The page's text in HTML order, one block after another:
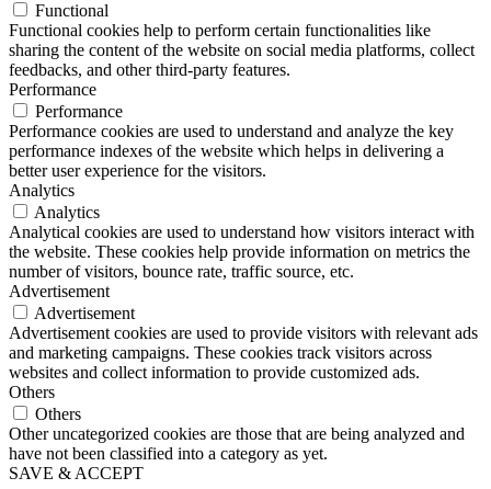
Functional
Functional cookies help to perform certain functionalities like
sharing the content of the website on social media platforms, collect
feedbacks, and other third-party features.
Performance
Performance
Performance cookies are used to understand and analyze the key
performance indexes of the website which helps in delivering a
better user experience for the visitors.
Analytics
Analytics
Analytical cookies are used to understand how visitors interact with
the website. These cookies help provide information on metrics the
number of visitors, bounce rate, traffic source, etc.
Advertisement
Advertisement
Advertisement cookies are used to provide visitors with relevant ads
and marketing campaigns. These cookies track visitors across
websites and collect information to provide customized ads.
Others
Others
Other uncategorized cookies are those that are being analyzed and
have not been classified into a category as yet.
SAVE & ACCEPT